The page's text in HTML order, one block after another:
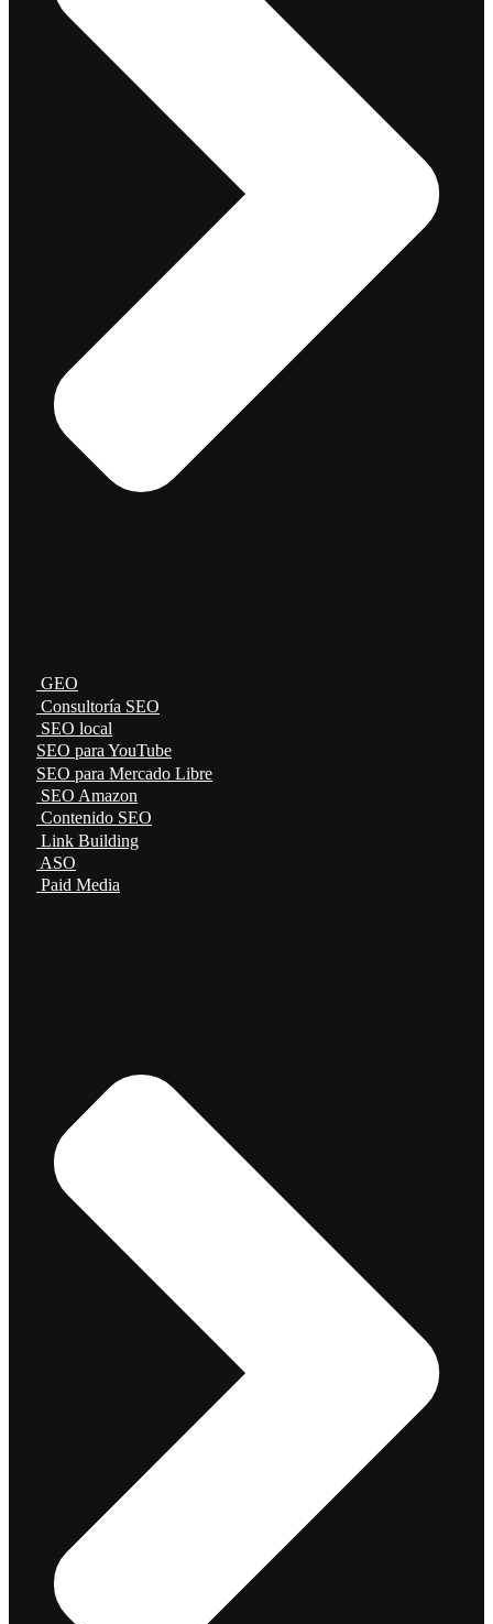
GEO
Consultoría SEO
SEO local
SEO para YouTube
SEO para Mercado Libre
SEO Amazon
Contenido SEO
Link Building
ASO
Paid Media